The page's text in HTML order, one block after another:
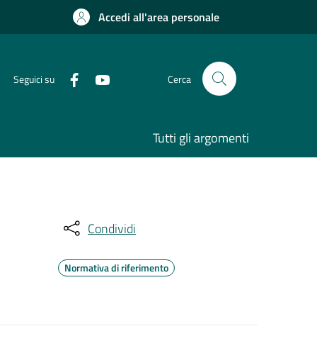
Accedi all'area personale
Seguici su Cerca
Tutti gli argomenti
Condividi
Normativa di riferimento